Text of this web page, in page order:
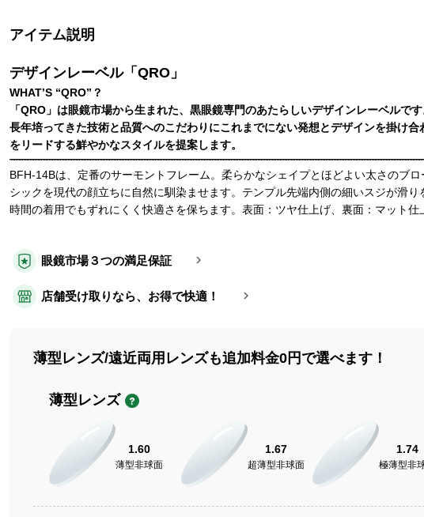
眼鏡市場３つの満足保証
店舗受け取りなら、お得で快適！
薄型レンズ/遠近両用レンズも追加料金0円で選べます！
薄型レンズ
1.60
薄型非球面
1.67
超薄型非球面
1.74
極薄型非
アイテム説明
デザインレーベル「QRO」
WHAT’S “QRO”？
「QRO」は眼鏡市場から生まれた、黒眼鏡専門のあたらしいデザインレーベルで
長年培ってきた技術と品質へのこだわりにこれまでにない発想とデザインを掛け合
をリードする鮮やかなスタイルを提案します。
BFH-14Bは、定番のサーモントフレーム。柔らかなシェイプとほどよい太さのブ
シックを現代の顔立ちに自然に馴染ませます。テンプル先端内側の細いスジが滑り
時間の着用でもずれにくく快適さを保ちます。表面：ツヤ仕上げ、裏面：マット仕